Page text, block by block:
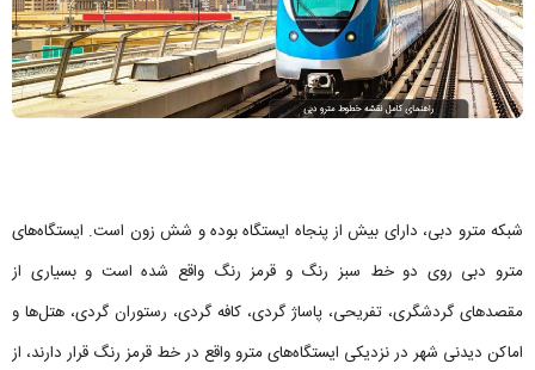
شبکه مترو دبی، دارای بیش از پنجاه ایستگاه بوده و شش زون است. ایستگاه‌های
مترو دبی روی دو خط سبز رنگ و قرمز رنگ واقع شده است و بسیاری از
مقصدهای گردشگری، تفریحی، پاساژ گردی، کافه گردی، رستوران‌ گردی، هتل‌ها و
اماکن دیدنی شهر در نزدیکی ایستگاه‌های مترو واقع در خط قرمز رنگ قرار دارند، از